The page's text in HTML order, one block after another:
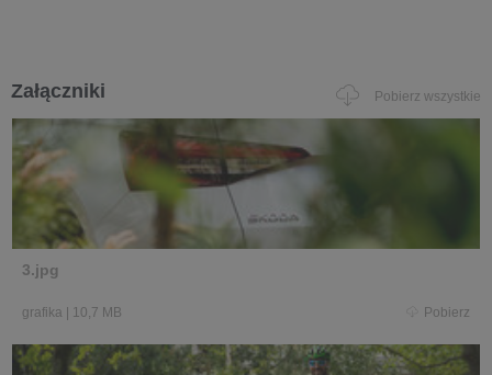
Załączniki Pobierz wszystkie
3.jpg
grafika 10,7 MB Pobierz